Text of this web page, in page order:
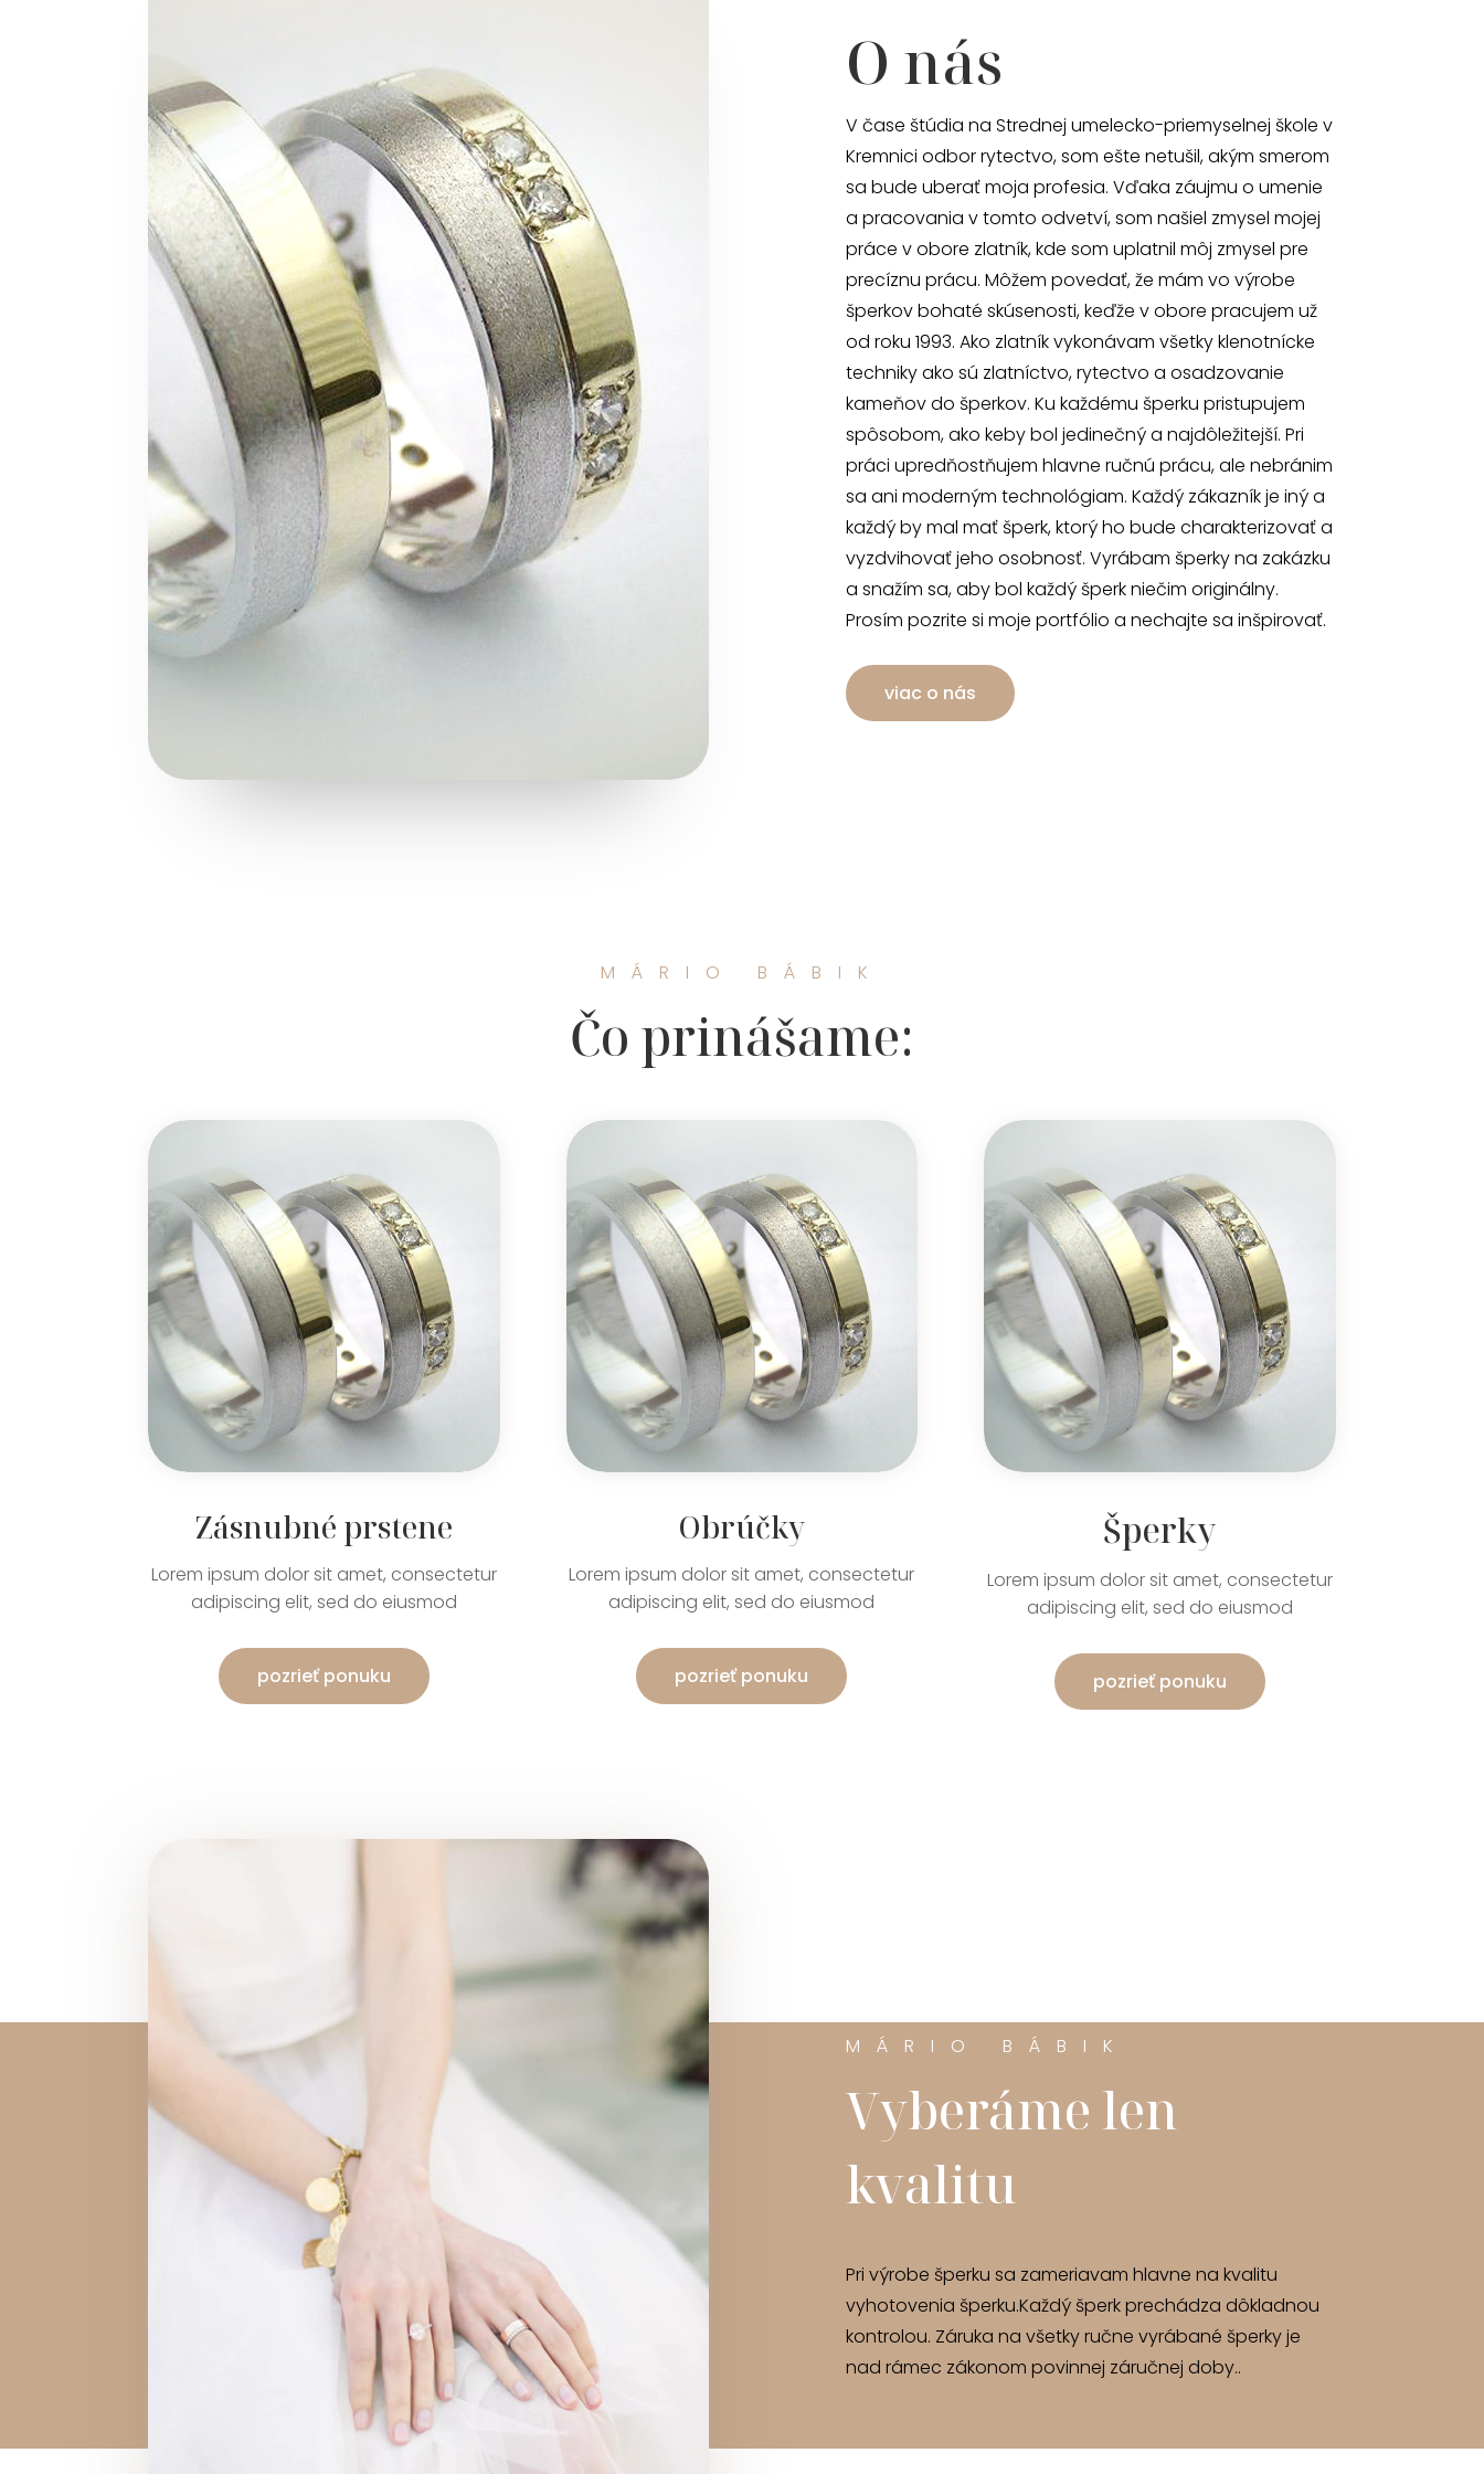
O nás
V čase štúdia na Strednej umelecko-priemyselnej škole v
Kremnici odbor rytectvo, som ešte netušil, akým smerom
sa bude uberať moja profesia. Vďaka záujmu o umenie
a pracovania v tomto odvetví, som našiel zmysel mojej
práce v obore zlatník, kde som uplatnil môj zmysel pre
precíznu prácu. Môžem povedať, že mám vo výrobe
šperkov bohaté skúsenosti, keďže v obore pracujem už
od roku 1993. Ako zlatník vykonávam všetky klenotnícke
techniky ako sú zlatníctvo, rytectvo a osadzovanie
kameňov do šperkov. Ku každému šperku pristupujem
spôsobom, ako keby bol jedinečný a najdôležitejší. Pri
práci upredňostňujem hlavne ručnú prácu, ale nebránim
sa ani moderným technológiam. Každý zákazník je iný a
každý by mal mať šperk, ktorý ho bude charakterizovať a
vyzdvihovať jeho osobnosť. Vyrábam šperky na zakázku
a snažím sa, aby bol každý šperk niečim originálny.
Prosím pozrite si moje portfólio a nechajte sa inšpirovať.
viac o nás
MÁRIO BÁBIK
Čo prinášame:
Zásnubné prstene
Lorem ipsum dolor sit amet, consectetur
adipiscing elit, sed do eiusmod
pozrieť ponuku
Obrúčky
Lorem ipsum dolor sit amet, consectetur
adipiscing elit, sed do eiusmod
pozrieť ponuku
Šperky
Lorem ipsum dolor sit amet, consectetur
adipiscing elit, sed do eiusmod
pozrieť ponuku
MÁRIO BÁBIK
Vyberáme len
kvalitu
Pri výrobe šperku sa zameriavam hlavne na kvalitu
vyhotovenia šperku.Každý šperk prechádza dôkladnou
kontrolou. Záruka na všetky ručne vyrábané šperky je
nad rámec zákonom povinnej záručnej doby..